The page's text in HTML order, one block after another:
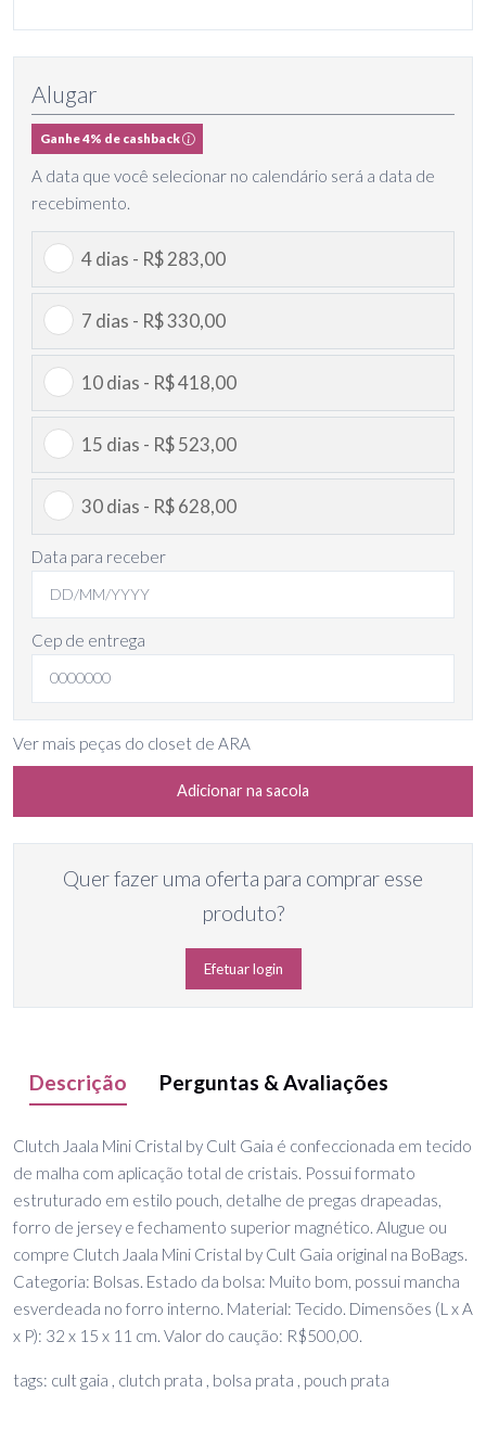
Alugar
Ganhe 4% de cashback
A data que você selecionar no calendário será a data de
recebimento.
4 dias - R$ 283,00
7 dias - R$ 330,00
10 dias - R$ 418,00
15 dias - R$ 523,00
30 dias - R$ 628,00
Data para receber
Cep de entrega
Ver mais peças do closet de ARA
Adicionar na sacola
Quer fazer uma oferta para comprar esse
produto?
Efetuar login
Descrição Perguntas & Avaliações
Clutch Jaala Mini Cristal by Cult Gaia é confeccionada em tecido
de malha com aplicação total de cristais. Possui formato
estruturado em estilo pouch, detalhe de pregas drapeadas,
forro de jersey e fechamento superior magnético. Alugue ou
compre Clutch Jaala Mini Cristal by Cult Gaia original na BoBags.
Categoria: Bolsas. Estado da bolsa: Muito bom, possui mancha
esverdeada no forro interno. Material: Tecido. Dimensões (L x A
x P): 32 x 15 x 11 cm. Valor do caução: R$500,00.
tags: cult gaia , clutch prata , bolsa prata , pouch prata